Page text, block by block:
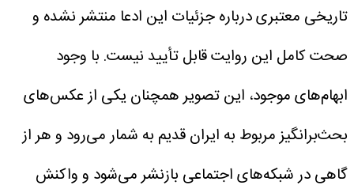
تاریخی معتبری درباره جزئیات این ادعا منتشر نشده و
صحت کامل این روایت قابل تأیید نیست. با وجود
ابهام‌های موجود، این تصویر همچنان یکی از عکس‌های
بحث‌برانگیز مربوط به ایران قدیم به شمار می‌رود و هر از
گاهی در شبکه‌های اجتماعی بازنشر می‌شود و واکنش